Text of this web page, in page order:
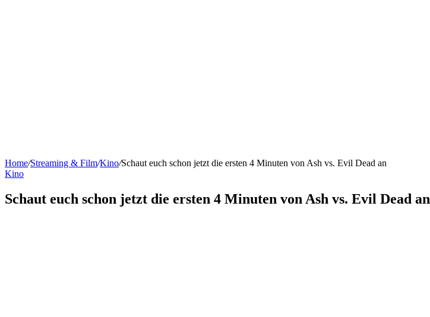
Home/Streaming & Film/Kino/Schaut euch schon jetzt die ersten 4 Minuten von Ash vs. Evil Dead an
Kino
Schaut euch schon jetzt die ersten 4 Minuten von Ash vs. Evil Dead an